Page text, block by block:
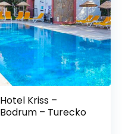
Hotel Kriss –
Bodrum – Turecko